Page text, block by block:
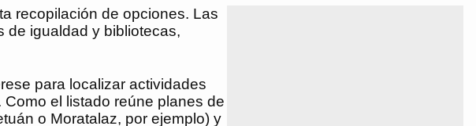
recopilación de opciones. Las
de igualdad y bibliotecas,
para localizar actividades
el listado reúne planes de
o Moratalaz, por ejemplo) y